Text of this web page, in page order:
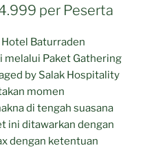
per Peserta
Baturraden
melalui Paket Gathering
by Salak Hospitality
momen
di tengah suasana
ini ditawarkan dengan
dengan ketentuan